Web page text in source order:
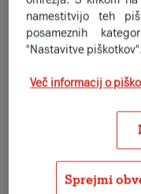
13. 4. bomo višjo
navedenih paketov (Net
TV maxi in Xplore TV
izmed naslednjih
• hitrost do 500/100
• vključeno plačljivo
• vključeno
S 13. 4. 2026
namestitvijo teh
posameznih
"Nastavitve piškotkov".
Več informacij o
Sprejmi